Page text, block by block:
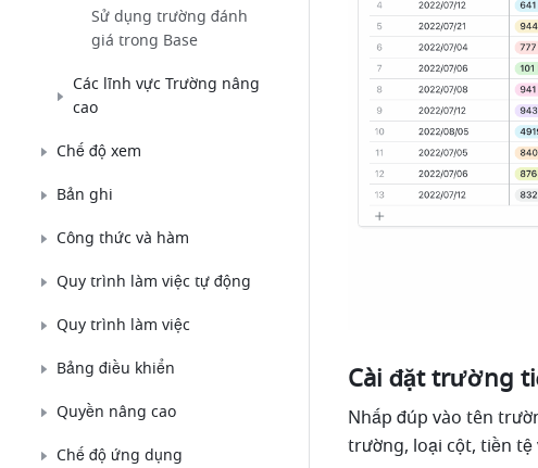
Sử dụng trường đánh
giá trong Base
Các lĩnh vực Trường nâng
cao
Chế độ xem
Bản ghi
Công thức và hàm
Quy trình làm việc tự động
Quy trình làm việc
Bảng điều khiển
Quyền nâng cao
Chế độ ứng dụng
Cài đặt trường
Nhấp đúp vào tên
trường, loại cột, tiền tệ